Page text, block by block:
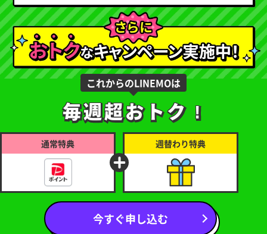
これからのLINEMOは
毎週超おトク !
毎週超おトク !
通常特典 週替わり特典
今すぐ申し込む